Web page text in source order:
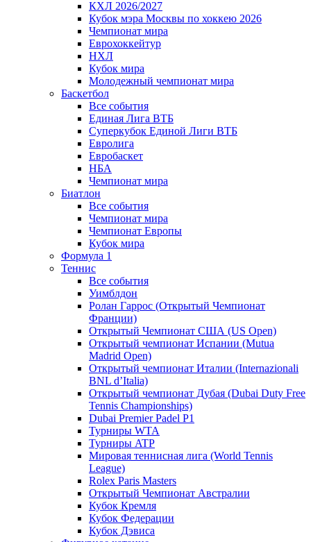
КХЛ 2026/2027
Кубок мэра Москвы по хоккею 2026
Чемпионат мира
Еврохоккейтур
НХЛ
Кубок мира
Молодежный чемпионат мира
Баскетбол
Все события
Единая Лига ВТБ
Суперкубок Единой Лиги ВТБ
Евролига
Евробаскет
НБА
Чемпионат мира
Биатлон
Все события
Чемпионат мира
Чемпионат Европы
Кубок мира
Формула 1
Теннис
Все события
Уимблдон
Ролан Гаррос (Открытый Чемпионат
Франции)
Открытый Чемпионат США (US Open)
Открытый чемпионат Испании (Mutua
Madrid Open)
Открытый чемпионат Италии (Internazionali
BNL d’Italia)
Открытый чемпионат Дубая (Dubai Duty Free
Tennis Championships)
Dubai Premier Padel P1
Турниры WTA
Турниры ATP
Мировая теннисная лига (World Tennis
League)
Rolex Paris Masters
Открытый Чемпионат Австралии
Кубок Кремля
Кубок Федерации
Кубок Дэвиса